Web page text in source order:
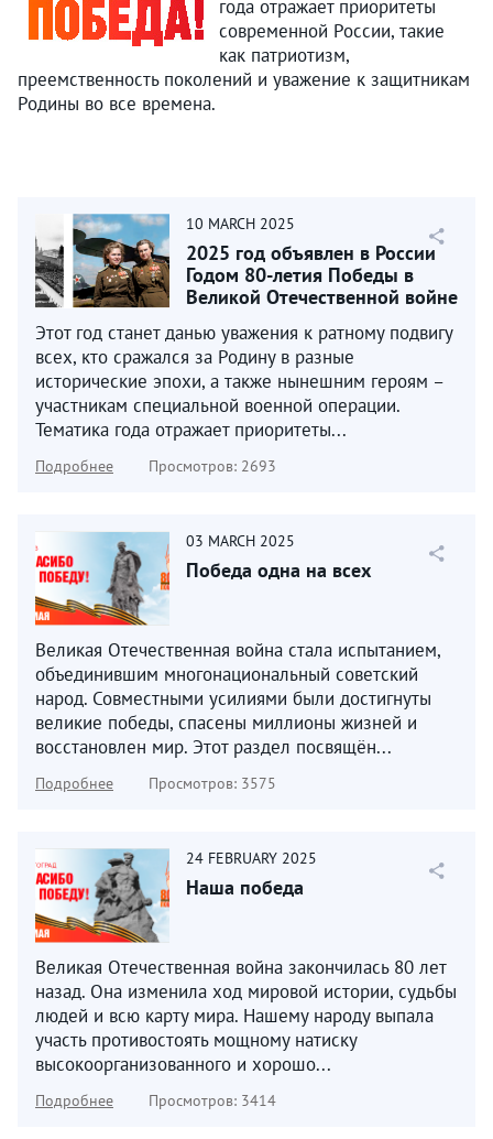
года отражает приоритеты
современной России, такие
как патриотизм,
преемственность поколений и уважение к защитникам
Родины во все времена.
10 MARCH 2025
2025 год объявлен в России
Годом 80-летия Победы в
Великой Отечественной войне
Этот год станет данью уважения к ратному подвигу
всех, кто сражался за Родину в разные
исторические эпохи, а также нынешним героям –
участникам специальной военной операции.
Тематика года отражает приоритеты...
Подробнее Просмотров: 2693
03 MARCH 2025
Победа одна на всех
Великая Отечественная война стала испытанием,
объединившим многонациональный советский
народ. Совместными усилиями были достигнуты
великие победы, спасены миллионы жизней и
восстановлен мир. Этот раздел посвящён...
Подробнее Просмотров: 3575
24 FEBRUARY 2025
Наша победа
Великая Отечественная война закончилась 80 лет
назад. Она изменила ход мировой истории, судьбы
людей и всю карту мира. Нашему народу выпала
участь противостоять мощному натиску
высокоорганизованного и хорошо...
Подробнее Просмотров: 3414